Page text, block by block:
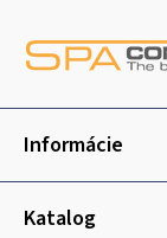
ä
i
Informácie
Katalog